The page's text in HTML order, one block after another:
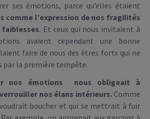
ses émotions, parce qu’elles étaient
comme l’expression de nos fragilités
. Et ceux qui nous invitaient à
avaient cependant une bonne
faire de nous des êtres forts qui ne
par la première tempête.
nos émotions nous obligeait à
nos élans intérieurs.Comme
voudrait boucher et qui se mettrait à fuir